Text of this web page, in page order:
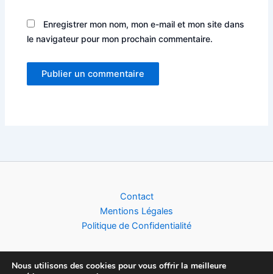
Enregistrer mon nom, mon e-mail et mon site dans
le navigateur pour mon prochain commentaire.
Contact
Mentions Légales
Politique de Confidentialité
Nous utilisons des cookies pour vous offrir la meilleure